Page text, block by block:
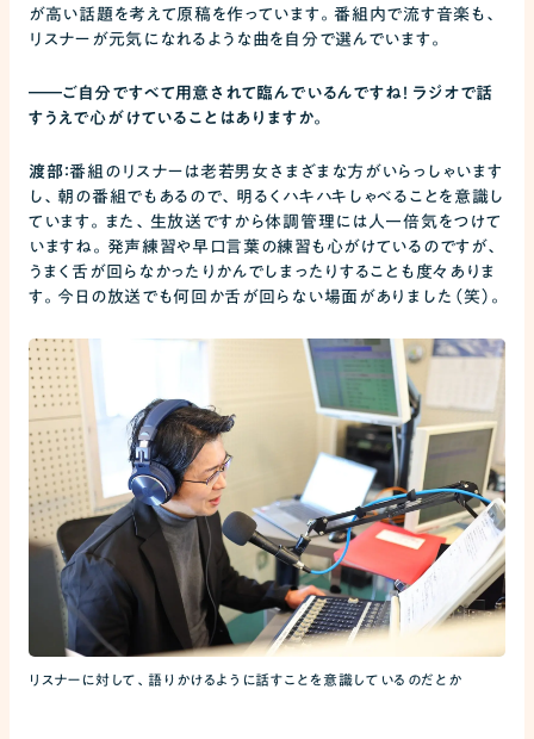
が高い話題を考えて原稿を作っています。番組内で流す音楽も、
リスナーが元気になれるような曲を自分で選んでいます。
――ご自分ですべて用意されて臨んでいるんですね！ ラジオで話
すうえで心がけていることはありますか。
渡部：番組のリスナーは老若男女さまざまな方がいらっしゃいます
し、朝の番組でもあるので、明るくハキハキしゃべることを意識し
ています。また、生放送ですから体調管理には人一倍気をつけて
いますね。発声練習や早口言葉の練習も心がけているのですが、
うまく舌が回らなかったりかんでしまったりすることも度々ありま
す。今日の放送でも何回か舌が回らない場面がありました（笑）。
リスナーに対して、語りかけるように話すことを意識しているのだとか